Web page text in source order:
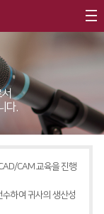
서
다.
CAM 교육을 진행
하여 귀사의 생산성